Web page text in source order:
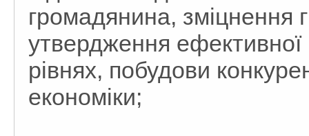
громадянина, зміцнення
утвердження ефективної
рівнях, побудови
економіки;